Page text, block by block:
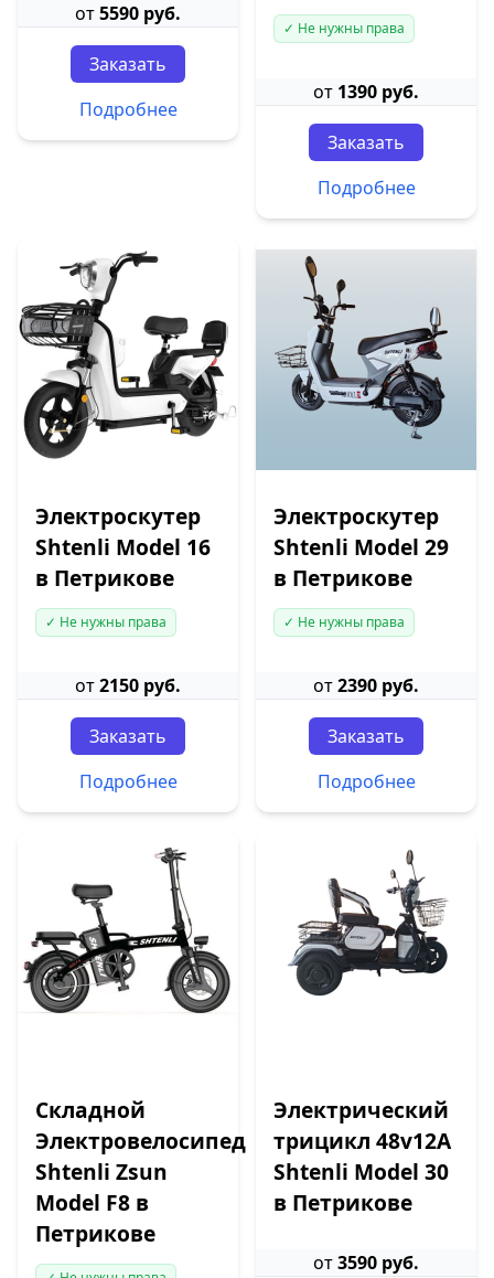
от5590 руб.
Заказать
Подробнее
✓ Не нужны права
от 1390 руб.
Заказать
Подробнее
Электроскутер
Shtenli Model 16
в Петрикове
✓ Не нужны права
от2150 руб.
Заказать
Подробнее
Электроскутер
Shtenli Model 29
в Петрикове
✓ Не нужны права
от2390 руб.
Заказать
Подробнее
Складной
Электровелосипед
Shtenli Zsun
Model F8 в
Петрикове
Электрический
трицикл 48v12A
Shtenli Model 30
в Петрикове
от3590 руб.